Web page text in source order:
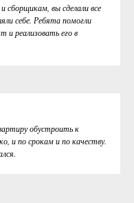
сборщикам, вы сделали все
себе. Ребята помогли
и реализовать его в
обустроить к
и по срокам и по качеству.